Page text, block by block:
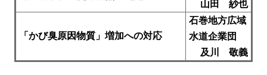
山田 紗也
「かび臭原因物質」増加への対応
石巻地方広域
水道企業団
及川 敬義